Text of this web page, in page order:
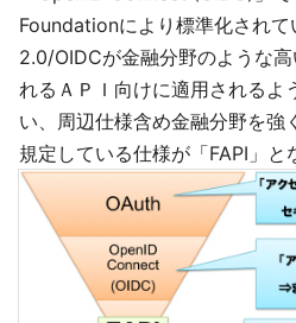
Foundationにより標準化され
2.0/OIDCが金融分野のような
れるＡＰＩ向けに適用されるよ
い、周辺仕様含め金融分野を強
規定している仕様が「FAPI」と